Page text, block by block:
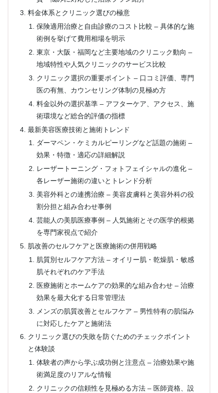
料金体系とクリニック選びの極意
保険適用治療と自由診療のコスト比較 – 具体的な施
術例を挙げて費用相場を明示
東京・大阪・福岡など主要地域のクリニック動向 –
地域特性や人気クリニックのサービス比較
クリニック選択の重要ポイント – 口コミ評価、専門
医の有無、カウンセリング体制の見極め方
料金以外の選択基準 – アフターケア、アクセス、施
術環境など総合的評価の指標
最新美容医療技術と施術トレンド
ダーマペン・ケミカルピーリングなど話題の施術 –
効果・特徴・適応の詳細解説
レーザートーニング・フォトフェイシャルの進化 –
各レーザー施術の違いとトレンド分析
美容外科との連携治療 – 美容皮膚科と美容外科の役
割分担と組み合わせ事例
芸能人の美肌医療事例 – 人気施術とその医学的根拠
を専門家視点で紹介
肌改善のセルフケアと医療施術の併用戦略
肌質別セルフケア方法 – オイリー肌・乾燥肌・敏感
肌それぞれのケア手法
医療施術とホームケアの効果的な組み合わせ – 治療
効果を最大化する日常管理法
メンズの肌質改善とセルフケア – 男性特有の肌悩み
に対応したケアと施術法
クリニック選びの失敗を防ぐためのチェックポイント
と体験談
体験者の声から学ぶ成功例と注意点 – 治療効果や施
術満足度のリアルな情報
クリニックの信頼性を見極める方法 – 医師資格、設